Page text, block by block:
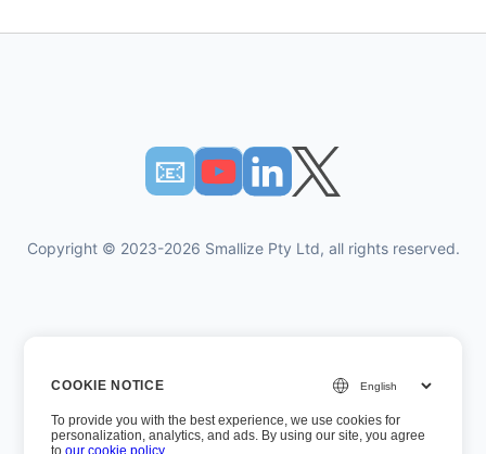
📧︎
Copyright © 2023-2026 Smallize Pty Ltd, all rights reserved.
개인 정보 정책
경영진 액세스
COOKIE NOTICE
To provide you with the best experience, we use cookies for
personalization, analytics, and ads. By using our site, you agree
toour cookie policy.